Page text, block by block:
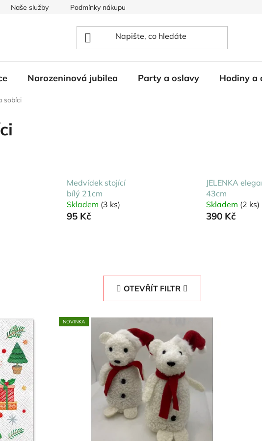
Naše služby Podmínky nákupu
Narozeninová jubilea Party a oslavy Hodiny a
sobíci
Medvídek stojící
bílý 21cm
Skladem (3 ks)
95 Kč
JELENKA
43cm
Skladem (2 ks)
390 Kč
OTEVŘÍT FILTR
NOVINKA